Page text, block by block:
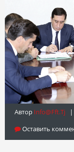
Автор Info@fft.tj |
Оставить